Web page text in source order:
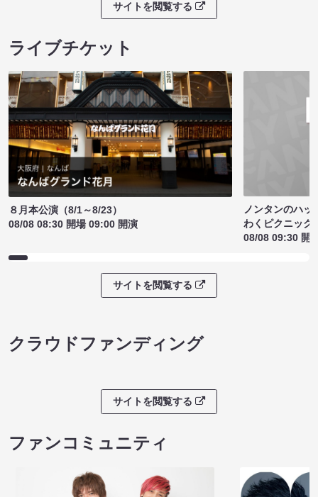
サイトを閲覧する
ライブチケット
８月本公演（8/1～8/23）
08/08 08:30 開場 09:00 開演
ノンタンのハッ
わくピクニック
08/08 09:30 開
サイトを閲覧する
クラウドファンディング
サイトを閲覧する
ファンコミュニティ